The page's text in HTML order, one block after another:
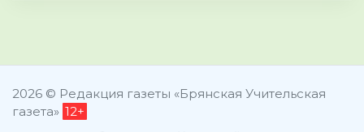
2026 © Редакция газеты «Брянская Учительская
газета» 12+